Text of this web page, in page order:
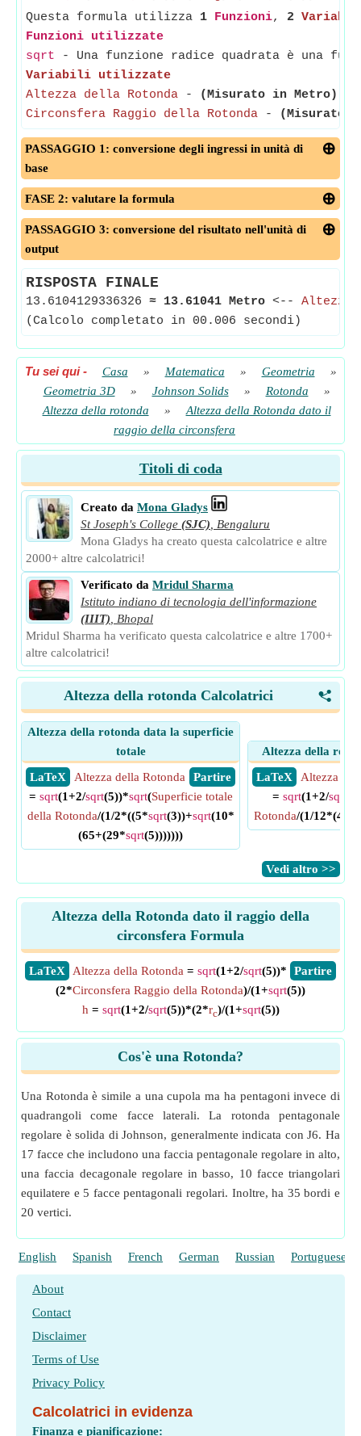
Questa formula utilizza 1 Funzioni, 2
Funzioni utilizzate
sqrt - Una funzione radice quadrata è una
Variabili utilizzate
Altezza della Rotonda - (Misurato in Metro)
Circonsfera Raggio della Rotonda - (Misurato
PASSAGGIO 1: conversione degli ingressi in unità di
base
FASE 2: valutare la formula
PASSAGGIO 3: conversione del risultato nell'unità di
output
RISPOSTA FINALE
13.6104129336326 ≈ 13.61041 Metro <-- Altezza
(Calcolo completato in 00.006 secondi)
Tu sei qui- Casa » Matematica » Geometria
»
Geometria 3D
» Johnson Solids » Rotonda
»
Altezza della rotonda
»
Altezza della Rotonda dato il
raggio della circonsfera
Titoli di coda
Creato da Mona Gladys
St Joseph's College (SJC)
Bengaluru
Mona Gladys ha creato questa calcolatrice e altre
2000+ altre calcolatrici!
Verificato da Mridul Sharma
Istituto indiano di tecnologia dell'informazione
(IIIT)
Bhopal
Mridul Sharma ha verificato questa calcolatrice e altre 1700+
altre calcolatrici!
<
Altezza della rotonda Calcolatrici
Altezza della rotonda data la superficie
totale
​ LaTeX
​ Partire
Altezza della Rotonda
= sqrt(1+2/sqrt(5))*sqrt(Superficie totale
della Rotonda/(1/2*((5*sqrt(3))+sqrt(10*
(65+(29*sqrt(5)))))))
Altezza della
​ LaTeX
Altezza
= sqrt(1+2/sqrt
Rotonda/(1/
​Vedi altro >>
Altezza della Rotonda dato il raggio della
circonsfera Formula
​LaTeX ​Partire
Altezza della Rotonda = sqrt(1+2/sqrt(5))*
(2*Circonsfera Raggio della Rotonda)/(1+sqrt(5))
h = sqrt(1+2/sqrt(5))*(2*rc)/(1+sqrt(5))
Cos'è una Rotonda?
Una Rotonda è simile a una cupola ma ha pentagoni invece di
quadrangoli come facce laterali. La rotonda pentagonale
regolare è solida di Johnson, generalmente indicata con J6. Ha
17 facce che includono una faccia pentagonale regolare in alto,
una faccia decagonale regolare in basso, 10 facce triangolari
equilatere e 5 facce pentagonali regolari. Inoltre, ha 35 bordi e
20 vertici.
English Spanish French German Russian Portuguese
About
Contact
Disclaimer
Terms of Use
Privacy Policy
Calcolatrici in evidenza
Finanza e pianificazione: